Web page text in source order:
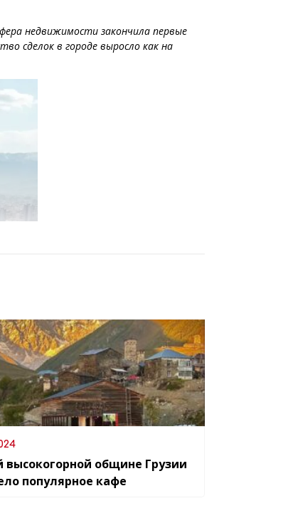
недвижимости закончила первые
сделок в городе выросло как на
высокогорной общине Грузии
популярное кафе